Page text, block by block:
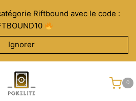
Riftbound avec le code :
Ignorer
0